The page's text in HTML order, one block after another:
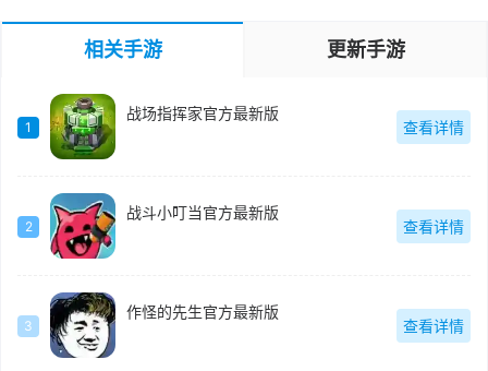
相关手游 更新手游
1
战场指挥家官方最新版
查看详情
2
战斗小叮当官方最新版
查看详情
3
作怪的先生官方最新版
查看详情